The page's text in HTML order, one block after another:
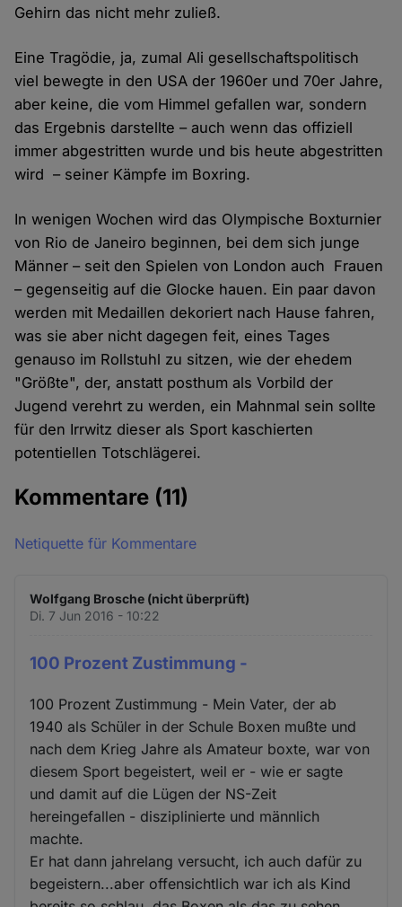
Gehirn das nicht mehr zuließ.
Eine Tragödie, ja, zumal Ali gesellschaftspolitisch
viel bewegte in den USA der 1960er und 70er Jahre,
aber keine, die vom Himmel gefallen war, sondern
das Ergebnis darstellte – auch wenn das offiziell
immer abgestritten wurde und bis heute abgestritten
wird – seiner Kämpfe im Boxring.
In wenigen Wochen wird das Olympische Boxturnier
von Rio de Janeiro beginnen, bei dem sich junge
Männer – seit den Spielen von London auch Frauen
– gegenseitig auf die Glocke hauen. Ein paar davon
werden mit Medaillen dekoriert nach Hause fahren,
was sie aber nicht dagegen feit, eines Tages
genauso im Rollstuhl zu sitzen, wie der ehedem
"Größte", der, anstatt posthum als Vorbild der
Jugend verehrt zu werden, ein Mahnmal sein sollte
für den Irrwitz dieser als Sport kaschierten
potentiellen Totschlägerei. 
Kommentare (11)
Netiquette für Kommentare
Wolfgang Brosche (nicht überprüft)
Di. 7 Jun 2016 - 10:22
100 Prozent Zustimmung -
100 Prozent Zustimmung - Mein Vater, der ab
1940 als Schüler in der Schule Boxen mußte und
nach dem Krieg Jahre als Amateur boxte, war von
diesem Sport begeistert, weil er - wie er sagte
und damit auf die Lügen der NS-Zeit
hereingefallen - disziplinierte und männlich
machte.
Er hat dann jahrelang versucht, ich auch dafür zu
begeistern...aber offensichtlich war ich als Kind